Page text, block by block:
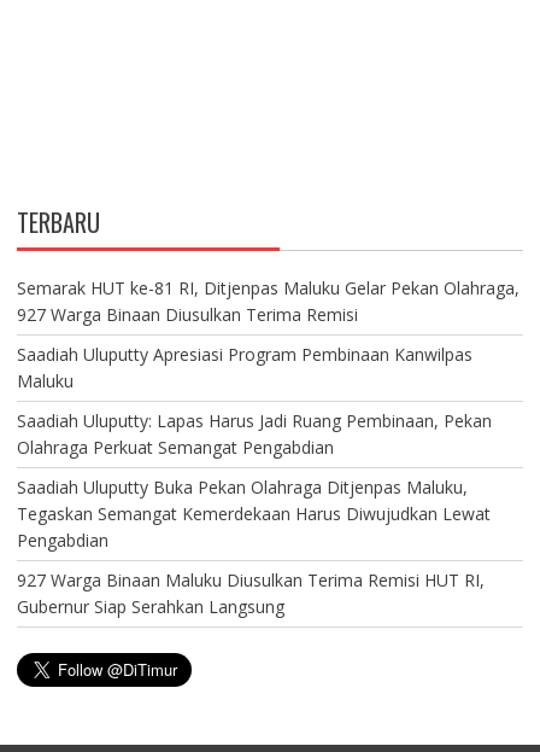
TERBARU
Semarak HUT ke-81 RI, Ditjenpas Maluku Gelar Pekan Olahraga,
927 Warga Binaan Diusulkan Terima Remisi
Saadiah Uluputty Apresiasi Program Pembinaan Kanwilpas
Maluku
Saadiah Uluputty: Lapas Harus Jadi Ruang Pembinaan, Pekan
Olahraga Perkuat Semangat Pengabdian
Saadiah Uluputty Buka Pekan Olahraga Ditjenpas Maluku,
Tegaskan Semangat Kemerdekaan Harus Diwujudkan Lewat
Pengabdian
927 Warga Binaan Maluku Diusulkan Terima Remisi HUT RI,
Gubernur Siap Serahkan Langsung